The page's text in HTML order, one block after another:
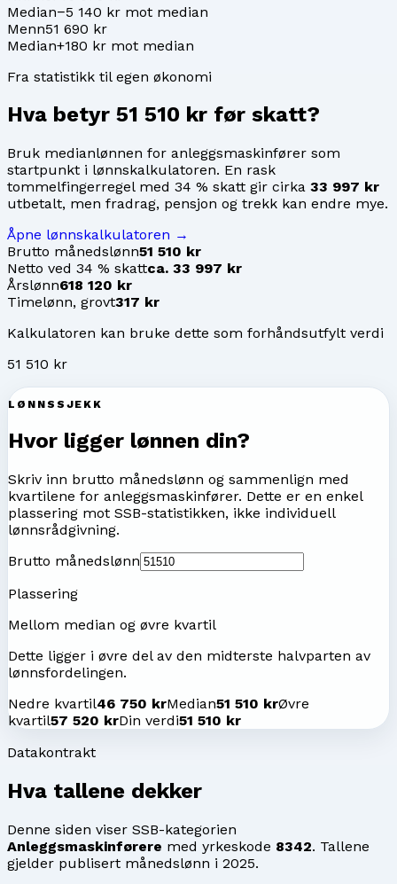
Median−5 140 kr mot median
Menn51 690 kr
Median+180 kr mot median
Fra statistikk til egen økonomi
Hva betyr 51 510 kr før skatt?
Bruk medianlønnen for anleggsmaskinfører som
startpunkt i lønnskalkulatoren. En rask
tommelfingerregel med 34 % skatt gir cirka 33 997 kr
utbetalt, men fradrag, pensjon og trekk kan endre mye.
Åpne lønnskalkulatoren →
Brutto månedslønn51 510 kr
Netto ved 34 % skattca. 33 997 kr
Årslønn618 120 kr
Timelønn, grovt317 kr
Kalkulatoren kan bruke dette som forhåndsutfylt verdi
51 510 kr
LØNNSSJEKK
Hvor ligger lønnen din?
Skriv inn brutto månedslønn og sammenlign med
kvartilene for anleggsmaskinfører. Dette er en enkel
plassering mot SSB-statistikken, ikke individuell
lønnsrådgivning.
Brutto månedslønn
Plassering
Mellom median og øvre kvartil
Dette ligger i øvre del av den midterste halvparten av
lønnsfordelingen.
Nedre kvartil46 750 krMedian51 510 krØvre
kvartil57 520 krDin verdi51 510 kr
Datakontrakt
Hva tallene dekker
Denne siden viser SSB-kategorien
Anleggsmaskinførere med yrkeskode 8342. Tallene
gjelder publisert månedslønn i 2025.